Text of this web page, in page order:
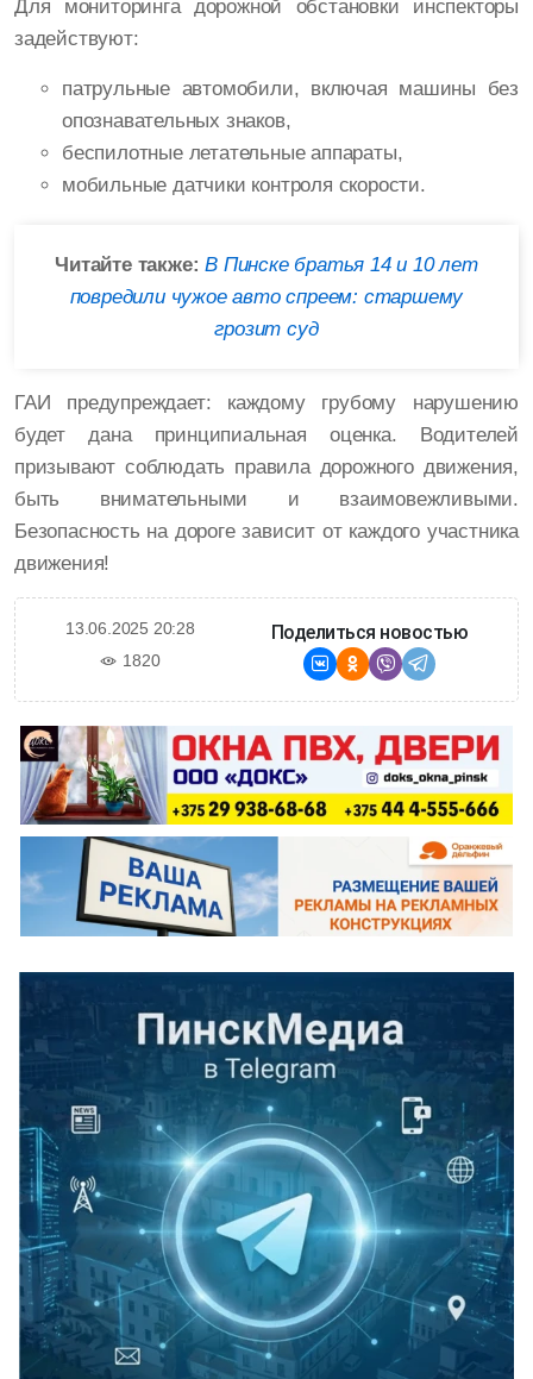
Для мониторинга дорожной обстановки инспекторы
задействуют:
патрульные автомобили, включая машины без
опознавательных знаков,
беспилотные летательные аппараты,
мобильные датчики контроля скорости.
Читайте также:В Пинске братья 14 и 10 лет
повредили чужое авто спреем: старшему
грозит суд
ГАИ предупреждает: каждому грубому нарушению
будет дана принципиальная оценка. Водителей
призывают соблюдать правила дорожного движения,
быть внимательными и взаимовежливыми.
Безопасность на дороге зависит от каждого участника
движения!
13.06.2025 20:28
1820
Поделиться новостью